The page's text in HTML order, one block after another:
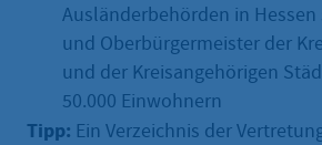
Ausländerbehörden in
und Oberbürgermeister der
und der Kreisangehörigen
50.000 Einwohnern
Tipp: Ein Verzeichnis der